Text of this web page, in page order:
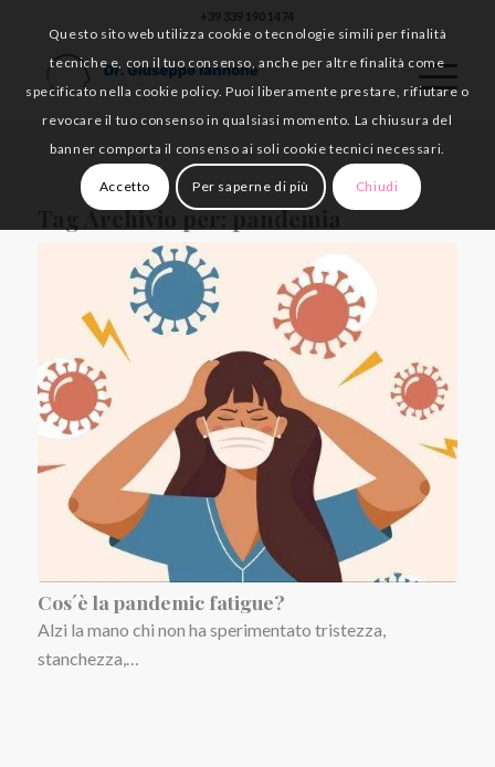
+39 339 190 1474
Tag Archivio per:pandemia
Cos´è la pandemic fatigue?
Alzi la mano chi non ha sperimentato tristezza,
stanchezza,…
Questo sito web utilizza cookie o tecnologie simili per finalità
tecniche e, con il tuo consenso, anche per altre finalità come
specificato nella cookie policy. Puoi liberamente prestare, rifiutare o
revocare il tuo consenso in qualsiasi momento. La chiusura del
banner comporta il consenso ai soli cookie tecnici necessari.
Accetto Per saperne di più Chiudi